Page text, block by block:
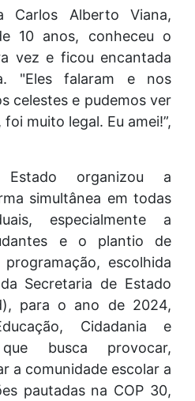
Carlos Alberto Viana,
10 anos, conheceu o
vez e ficou encantada
"Eles falaram e nos
celestes e pudemos ver
muito legal. Eu amei!”,
organizou a
simultânea em todas
especialmente a
e o plantio de
escolhida
Secretaria de Estado
para o ano de 2024,
Cidadania e
que busca provocar,
a comunidade escolar a
pautadas na COP 30,